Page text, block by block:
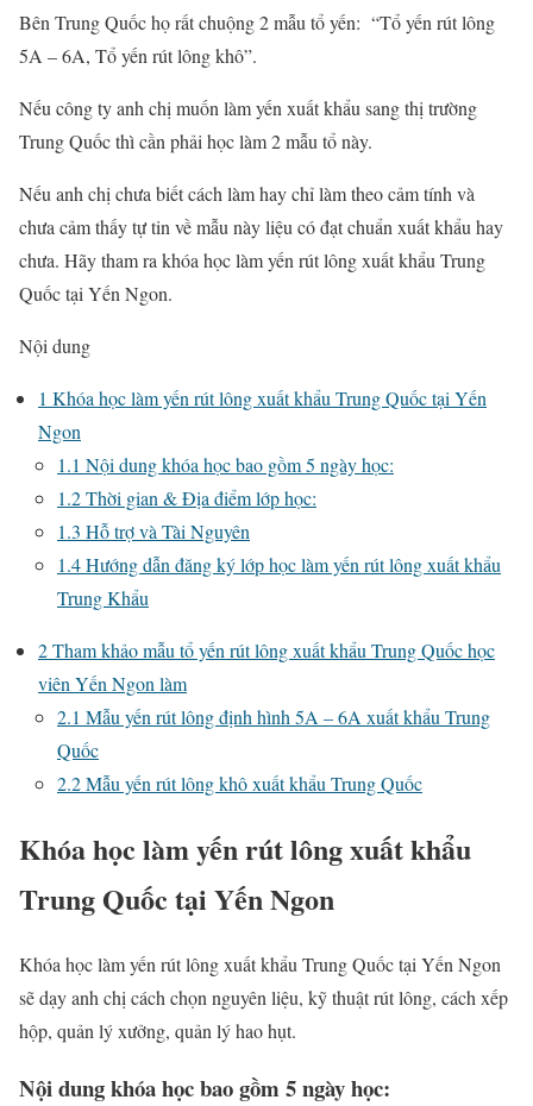
Bên Trung Quốc họ rất chuộng 2 mẫu tổ yến: “Tổ yến rút lông
5A – 6A, Tổ yến rút lông khô”.
Nếu công ty anh chị muốn làm yến xuất khẩu sang thị trường
Trung Quốc thì cần phải học làm 2 mẫu tổ này.
Nếu anh chị chưa biết cách làm hay chỉ làm theo cảm tính và
chưa cảm thấy tự tin về mẫu này liệu có đạt chuẩn xuất khẩu hay
chưa. Hãy tham ra khóa học làm yến rút lông xuất khẩu Trung
Quốc tại Yến Ngon.
Nội dung
1 Khóa học làm yến rút lông xuất khẩu Trung Quốc tại Yến
Ngon
1.1 Nội dung khóa học bao gồm 5 ngày học:
1.2Thời gian & Địa điểm lớp học:
1.3 Hỗ trợ và Tài Nguyên
1.4Hướng dẫn đăng ký lớp học làm yến rút lông xuất khẩu
Trung Khẩu
2Tham khảo mẫu tổ yến rút lông xuất khẩu Trung Quốc học
viên Yến Ngon làm
2.1 Mẫu yến rút lông định hình 5A – 6A xuất khẩu Trung
Quốc
2.2Mẫu yến rút lông khô xuất khẩu Trung Quốc
Khóa học làm yến rút lông xuất khẩu
Trung Quốc tại Yến Ngon
Khóa học làm yến rút lông xuất khẩu Trung Quốc tại Yến Ngon
sẽ dạy anh chị cách chọn nguyên liệu, kỹ thuật rút lông, cách xếp
hộp, quản lý xưởng, quản lý hao hụt.
Nội dung khóa học bao gồm 5 ngày học: